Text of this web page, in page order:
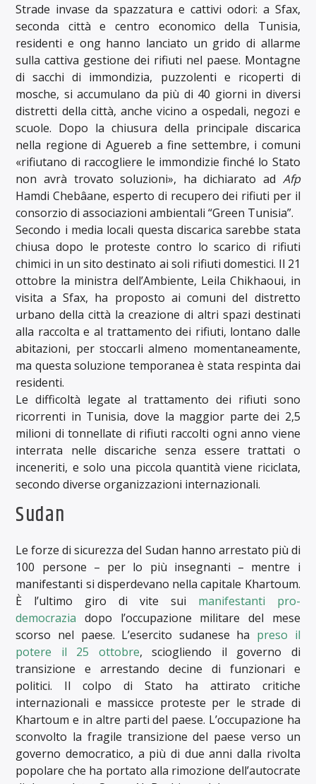
Strade invase da spazzatura e cattivi odori: a Sfax,
seconda città e centro economico della Tunisia,
residenti e ong hanno lanciato un grido di allarme
sulla cattiva gestione dei rifiuti nel paese. Montagne
di sacchi di immondizia, puzzolenti e ricoperti di
mosche, si accumulano da più di 40 giorni in diversi
distretti della città, anche vicino a ospedali, negozi e
scuole. Dopo la chiusura della principale discarica
nella regione di Aguereb a fine settembre, i comuni
«rifiutano di raccogliere le immondizie finché lo Stato
non avrà trovato soluzioni», ha dichiarato ad Afp
Hamdi Chebâane, esperto di recupero dei rifiuti per il
consorzio di associazioni ambientali “Green Tunisia”.
Secondo i media locali questa discarica sarebbe stata
chiusa dopo le proteste contro lo scarico di rifiuti
chimici in un sito destinato ai soli rifiuti domestici. Il 21
ottobre la ministra dell’Ambiente, Leila Chikhaoui, in
visita a Sfax, ha proposto ai comuni del distretto
urbano della città la creazione di altri spazi destinati
alla raccolta e al trattamento dei rifiuti, lontano dalle
abitazioni, per stoccarli almeno momentaneamente,
ma questa soluzione temporanea è stata respinta dai
residenti.
Le difficoltà legate al trattamento dei rifiuti sono
ricorrenti in Tunisia, dove la maggior parte dei 2,5
milioni di tonnellate di rifiuti raccolti ogni anno viene
interrata nelle discariche senza essere trattati o
inceneriti, e solo una piccola quantità viene riciclata,
secondo diverse organizzazioni internazionali.
Sudan
Le forze di sicurezza del Sudan hanno arrestato più di
100 persone – per lo più insegnanti – mentre i
manifestanti si disperdevano nella capitale Khartoum.
È l’ultimo giro di vite sui manifestanti pro-
democrazia dopo l’occupazione militare del mese
scorso nel paese. L’esercito sudanese ha preso il
potere il 25 ottobre, sciogliendo il governo di
transizione e arrestando decine di funzionari e
politici. Il colpo di Stato ha attirato critiche
internazionali e massicce proteste per le strade di
Khartoum e in altre parti del paese. L’occupazione ha
sconvolto la fragile transizione del paese verso un
governo democratico, a più di due anni dalla rivolta
popolare che ha portato alla rimozione dell’autocrate